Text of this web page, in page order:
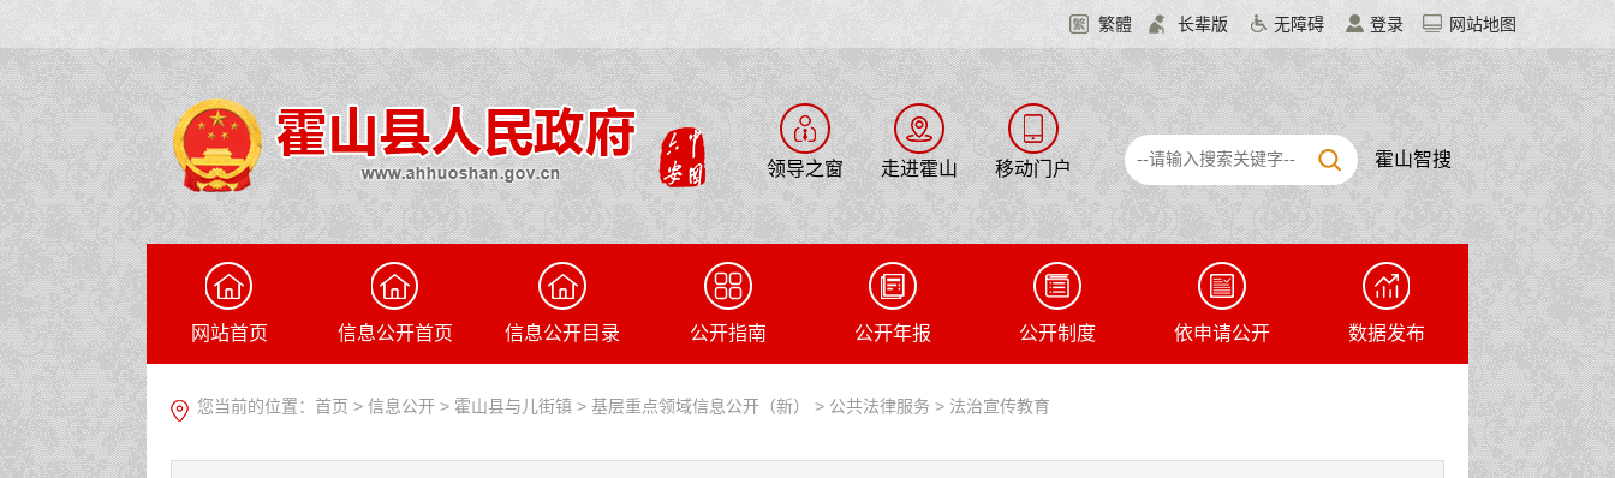
繁體 长辈版 无障碍 登录 网站地图
领导之窗 走进霍山 移动门户 霍山智搜
网站首页 信息公开首页 信息公开目录 公开指南 公开年报 公开制度 依申请公开 数据发布
您当前的位置： 首页 > 信息公开 > 霍山县与儿街镇 > 基层重点领域信息公开（新） > 公共法律服务 > 法治宣传教育